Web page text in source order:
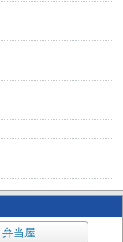
弁当屋